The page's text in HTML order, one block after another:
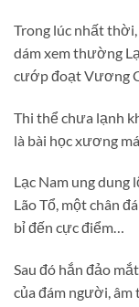
Trong lúc nhất
dám xem thường
cướp đoạt Vương
Thi thể chưa lạnh
là bài học xương
Lạc Nam ung dung
Lão Tổ, một chân
bỉ đến cực điểm…
Sau đó hắn đảo
của đám người, âm